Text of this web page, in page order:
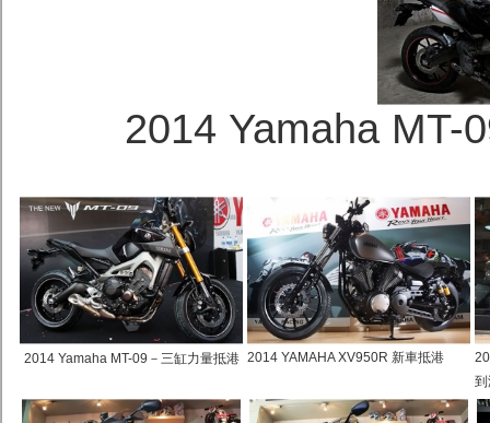
2014 Yamaha MT-
2014 Yamaha MT-09－三缸力量抵港 2014 YAMAHA XV950R 新車抵港